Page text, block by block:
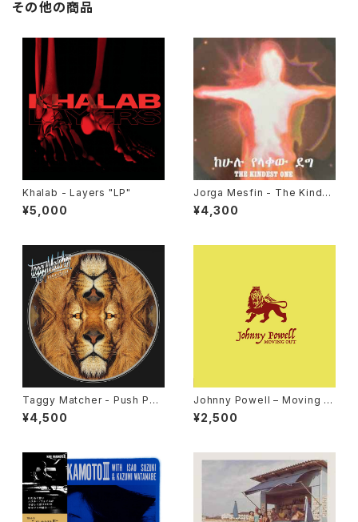
その他の商品
Khalab - Layers "LP"
¥5,000
Jorga Mesfin - The Kindes
t One "LP"
¥4,300
Taggy Matcher - Push Pus
h "LP"
¥4,500
Johnny Powell – Moving O
ut / True Love "12"
¥2,500